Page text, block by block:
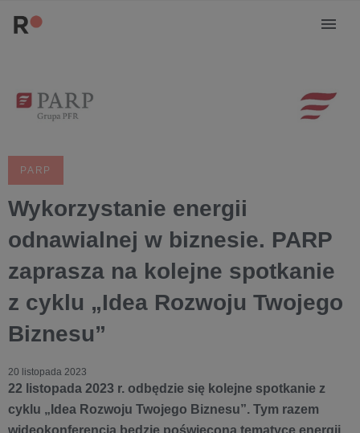
PARP
Wykorzystanie energii
odnawialnej w biznesie. PARP
zaprasza na kolejne spotkanie
z cyklu „Idea Rozwoju Twojego
Biznesu”
20 listopada 2023
22 listopada 2023 r. odbędzie się kolejne spotkanie z
cyklu „Idea Rozwoju Twojego Biznesu”. Tym razem